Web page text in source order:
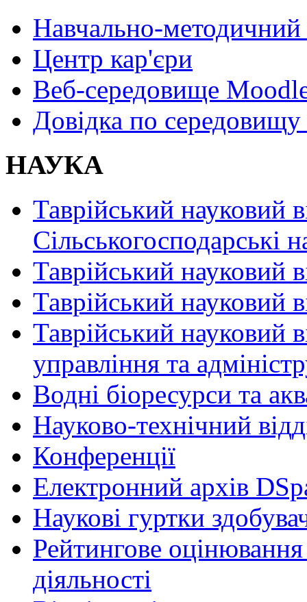
Навчально-методичний
Центр кар'єри
Веб-середовище
Довідка по
НАУКА
Таврійський науковий
Сільськогосподарські
Таврійський науковий
Таврійський науковий
Таврійський науковий
управління та
Водні біоресурси та
Науково-технічний
Конференції
Електронний архів
Наукові гуртки
Рейтингове оцінювання
діяльності